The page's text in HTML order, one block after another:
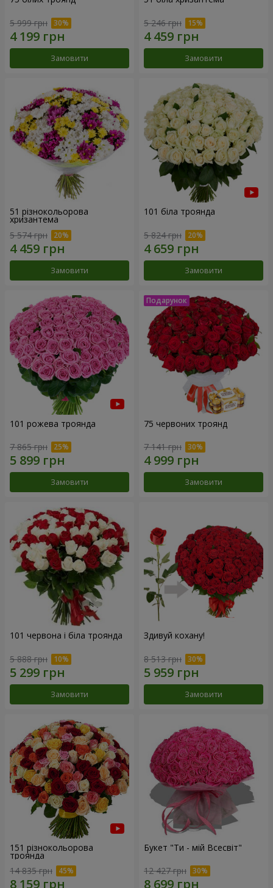
5 999 грн
Замовити
5 246 грн
Замовити
51 різнокольорова
хризантема
5 574 грн
Замовити
101 біла троянда
5 824 грн
Замовити
101 рожева троянда
7 865 грн
Замовити
75 червоних троянд
7 141 грн
Замовити
101 червона і біла троянда
5 888 грн
Замовити
Здивуй кохану!
8 513 грн
Замовити
151 різнокольорова
троянда
14 835 грн
Букет "Ти - мій Всесвіт"
12 427 грн